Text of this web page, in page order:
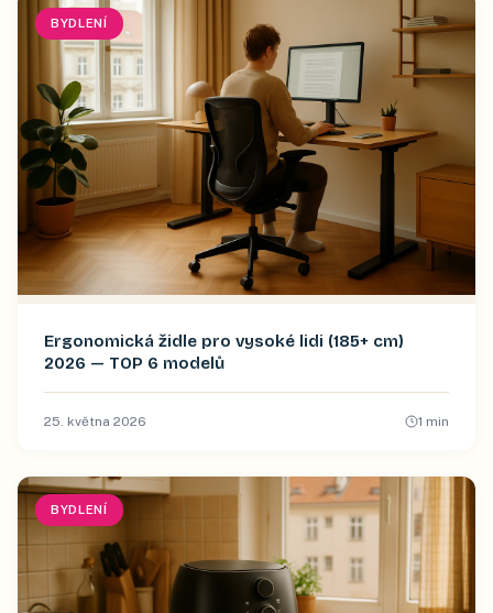
BYDLENÍ
Ergonomická židle pro vysoké lidi (185+ cm)
2026 — TOP 6 modelů
25. května 2026 1 min
BYDLENÍ